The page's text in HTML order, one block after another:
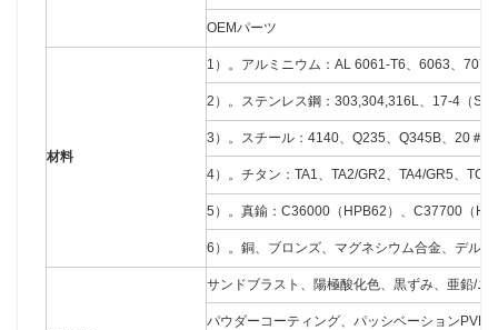
OEMパーツ
材料
1）。アルミニウム：AL 6061-T6、6063、
2）。ステンレス鋼：303,304,316L、17-4（
3）。スチール：4140、Q235、Q345B、20＃
4）。チタン：TA1、TA2/GR2、TA4/GR5、TC4
5）。真鍮：C36000（HPB62）、C37700（
6）。銅、ブロンズ、マグネシウム合金、デル
サンドブラスト、陽極酸化色、黒ずみ、亜鉛/ニ
パウダーコーティング、パッシベーションPVD